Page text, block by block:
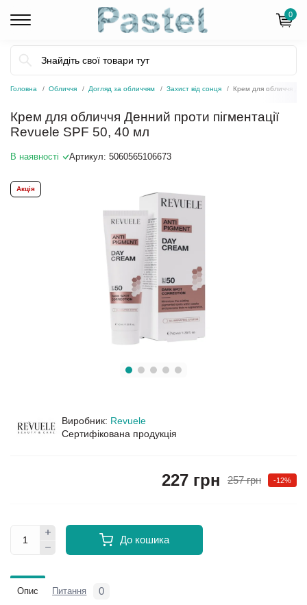
0
Головна Обличчя Догляд за обличчям Захист від сонця Крем для обличчя
Крем для обличчя Денний проти пігментації
Revuele SPF 50, 40 мл
В наявності Артикул: 5060565106673
Акція
Виробник: Revuele
Сертифікована продукція
257 грн -12%
227 грн
До кошика
Опис Питання 0